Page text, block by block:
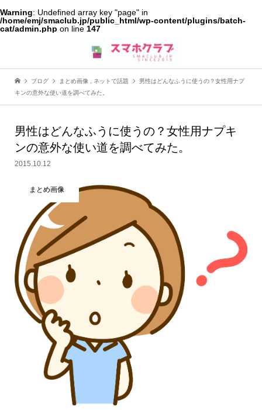
Warning: Undefined array key "page" in
/home/emj/smaclub.jp/public_html/wp-content/plugins/batch-
cat/admin.php on line 147
ブログ まとめ画像 ネットで話題
男性はどんなふうに使うの？女性用ナプ
キンの意外な使い道を調べてみた。
男性はどんなふうに使うの？女性用ナプキ
ンの意外な使い道を調べてみた。
2015.10.12
まとめ画像